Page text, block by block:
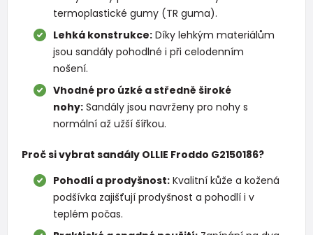
termoplastické gumy (TR guma).
Lehká konstrukce: Díky lehkým materiálům
jsou sandály pohodlné i při celodenním
nošení.
Vhodné pro úzké a středně široké
nohy: Sandály jsou navrženy pro nohy s
normální až užší šířkou.
Proč si vybrat sandály OLLIE Froddo G2150186?
Pohodlí a prodyšnost: Kvalitní kůže a kožená
podšívka zajišťují prodyšnost a pohodlí i v
teplém počas.